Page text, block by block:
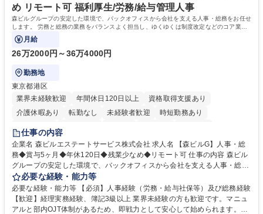
め リモート可 福利厚生/労務/給与管理人事
森ビルグループの安定した環境で、バックオフィスから会社を支える人事・総務をお任せ
します。 労務と総務の業務をバランスよく担当し、ゆくゆくは制度改定などのコア業務
にも挑戦できる、やりがいある環境です。
月給
26万2000円～36万4000円
勤務地
東京都港区
業界未経験歓迎
年間休日120日以上
資格取得支援あり
介護休暇あり
転勤なし 未経験者歓迎
時短勤務あり
経験者歓迎
完全週休2日制
交通費支給 長期歓迎 駅近5分以内 土日祝休み
仕事の内容
企業名 森ビルエステートサービス株式会社 求人名 【森ビルG】人事・総
務◆賞与5ヶ月◆年休120日◆残業少なめ◆リモート可 仕事の内容 森ビル
グループの安定した環境で、バックオフィスから会社を支える人事・総務
をお任せします。 労務と総務の業務をバランスよく担当し、ゆくゆくは制
度改定などのコア業務にも挑戦できる、やりがいある環境です。 ■勤怠管
理、給与計算、社会保険手続き、年末調整等の労務管理全般 ■入退社手続
き、社内規定の改定や人事制度改定などのコア業務 ■社内イベントの企画
必要な経験・能力等
必要な経験・能力等 【必須】人事経験（労務・給与社保等）及び総務経験
【歓迎】経理実務経験、簿記3級以上 業界未経験の方も歓迎です。マニュ
アルと部内OJT体制があるため、即戦力として安心して始められます。